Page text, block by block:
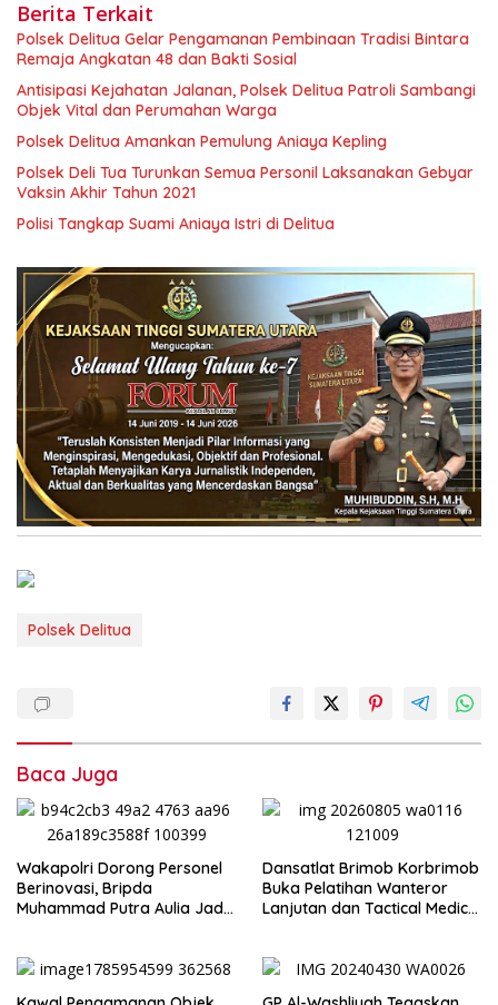
Berita Terkait
Polsek Delitua Gelar Pengamanan Pembinaan Tradisi Bintara
Remaja Angkatan 48 dan Bakti Sosial
Antisipasi Kejahatan Jalanan, Polsek Delitua Patroli Sambangi
Objek Vital dan Perumahan Warga
Polsek Delitua Amankan Pemulung Aniaya Kepling
Polsek Deli Tua Turunkan Semua Personil Laksanakan Gebyar
Vaksin Akhir Tahun 2021
Polisi Tangkap Suami Aniaya Istri di Delitua
Polsek Delitua
Baca Juga
Wakapolri Dorong Personel
Berinovasi, Bripda
Muhammad Putra Aulia Jadi
Dansatlat Brimob Korbrimob
Buka Pelatihan Wanteror
Lanjutan dan Tactical Medic